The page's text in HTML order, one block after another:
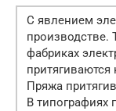
С явлением
производстве.
фабриках
притягиваются
Пряжа
В типографиях